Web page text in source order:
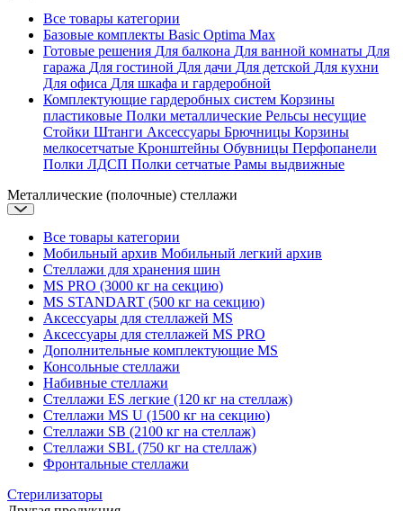
Все товары категории
Базовые комплекты Basic Optima Max
Готовые решения Для балкона Для ванной комнаты Для
гаража Для гостиной Для дачи Для детской Для кухни
Для офиса Для шкафа и гардеробной
Комплектующие гардеробных систем Корзины
пластиковые Полки металлические Рельсы несущие
Стойки Штанги Аксессуары Брючницы Корзины
мелкосетчатые Кронштейны Обувницы Перфопанели
Полки ЛДСП Полки сетчатые Рамы выдвижные
Металлические (полочные) стеллажи
Все товары категории
Мобильный архив Мобильный легкий архив
Стеллажи для хранения шин
MS PRO (3000 кг на секцию)
MS STANDART (500 кг на секцию)
Аксессуары для стеллажей MS
Аксессуары для стеллажей MS PRO
Дополнительные комплектующие MS
Консольные стеллажи
Набивные стеллажи
Стеллажи ES легкие (120 кг на стеллаж)
Стеллажи MS U (1500 кг на секцию)
Стеллажи SB (2100 кг на стеллаж)
Стеллажи SBL (750 кг на стеллаж)
Фронтальные стеллажи
Стерилизаторы